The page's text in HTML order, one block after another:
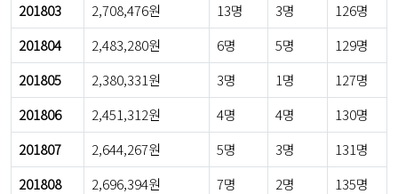
201803
2,708,476원 13명 3명
126명
201804
2,483,280원 6명 5명
129명
201805
2,380,331원 3명 1명
127명
201806
2,451,312원 4명 4명
130명
201807
2,644,267원 5명 3명
131명
201808
2,696,394원 7명 2명
135명